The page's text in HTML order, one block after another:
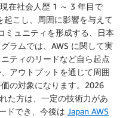
在社会人歴 1 ～ 3 年目で
起こし、周囲に影響を与えて
ミュニティを形成する、日本
ラムでは、AWS に関して実
ティのリードなど自ら起点
アウトプットを通じて周囲
の対象になります。2026
た方は、一定の技術力があ
ドでき、今後は Japan AWS